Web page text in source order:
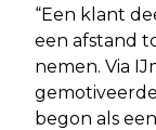
“Een klant
een afstand
nemen. Via
begon als